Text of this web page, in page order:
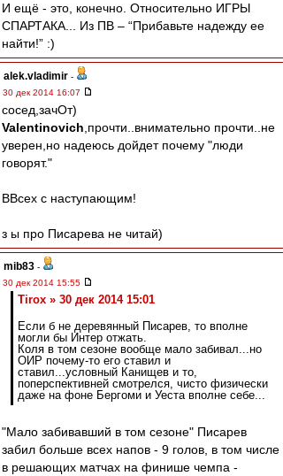
И ещё - это, конечно. Относительно ИГРЫ
СПАРТАКА... Из ПВ – “Прибавьте надежду ее
найти!” :)
alek.vladimir -
30 дек 2014 16:07
сосед,зачОт)
Valentinovich ,прочти..внимательно прочти..не
уверен,но надеюсь дойдет почему "люди
говорят."
ВВсех с наступающим!
з ы про Писарева не читай)
mib83 -
30 дек 2014 15:55
Tirox » 30 дек 2014 15:01
Если б не деревянный Писарев, то вполне
могли бы Интер отжать.
Коля в том сезоне вообще мало забивал...но
ОИР почему-то его ставил и
ставил...условный Канищев и то,
поперспективней смотрелся, чисто физически
даже на фоне Бергоми и Уеста вполне себе...
"Мало забивавший в том сезоне" Писарев
забил больше всех напов - 9 голов, в том числе
в решающих матчах на финише чемпа -